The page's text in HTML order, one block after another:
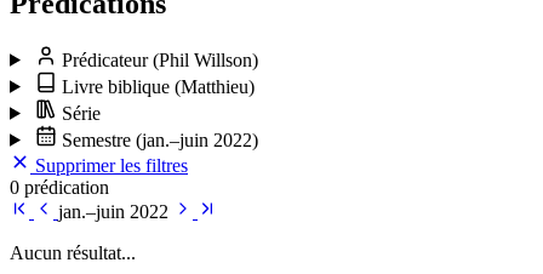
Prédicateur(Phil Willson)
Livre biblique (Matthieu)
Série
Semestre (jan.–juin 2022)
Supprimer les filtres
0 prédication
jan.–juin 2022
Aucun résultat...